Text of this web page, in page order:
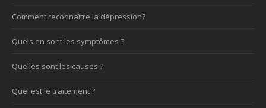
Comment reconnaître la dépression?
Quels en sont les symptômes ?
Quelles sont les causes ?
Quel est le traitement ?